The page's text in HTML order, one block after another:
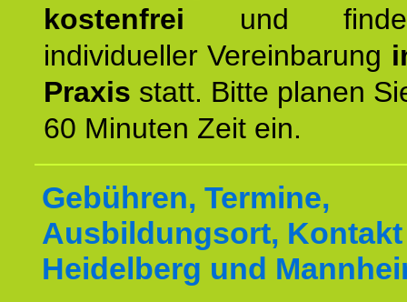
kostenfrei und
individueller Vereinbarung
Praxis statt. Bitte planen
60 Minuten Zeit ein.
Gebühren, Termine,
Ausbildungsort,
Heidelberg und